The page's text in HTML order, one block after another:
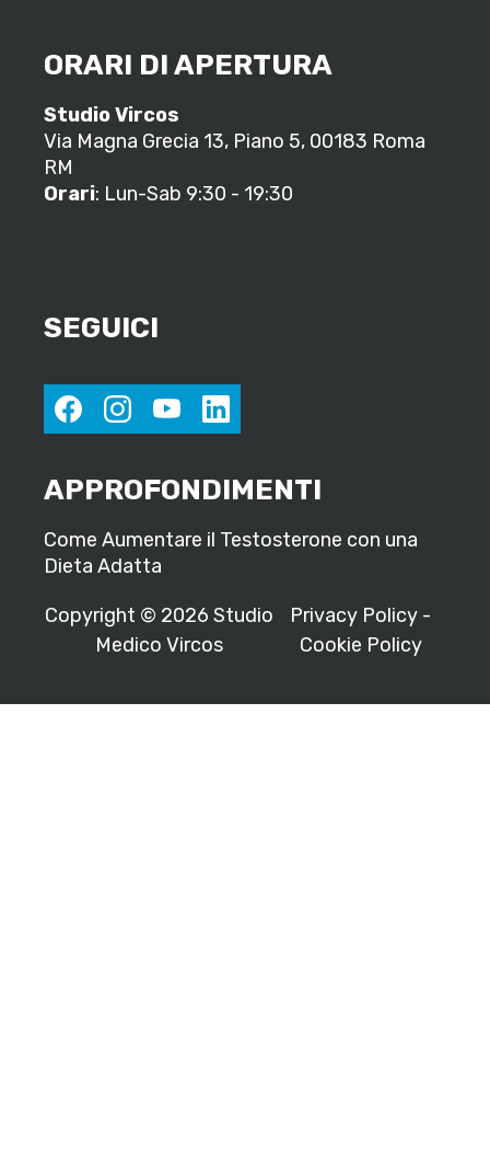
ORARI DI APERTURA
Studio Vircos
Via Magna Grecia 13, Piano 5, 00183 Roma
RM
Orari: Lun-Sab 9:30 - 19:30
SEGUICI
facebookinstagramyoutubelinkedin
APPROFONDIMENTI
Come Aumentare il Testosterone con una
Dieta Adatta
Copyright © 2026 Studio
Medico Vircos
Privacy Policy -
Cookie Policy